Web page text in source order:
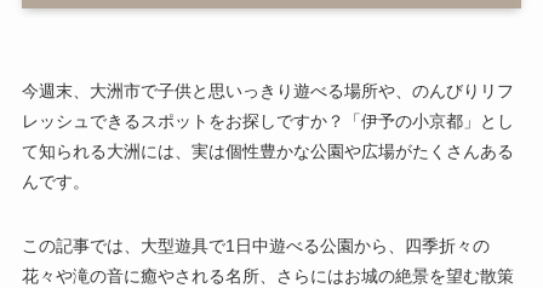
今週末、大洲市で子供と思いっきり遊べる場所や、のんびりリフ
レッシュできるスポットをお探しですか？「伊予の小京都」とし
て知られる大洲には、実は個性豊かな公園や広場がたくさんある
んです。
この記事では、大型遊具で1日中遊べる公園から、四季折々の
花々や滝の音に癒やされる名所、さらにはお城の絶景を望む散策